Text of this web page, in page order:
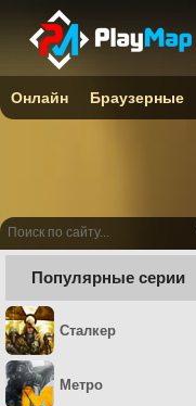
Популярные серии
Сталкер
Метро
Онлайн Браузерные